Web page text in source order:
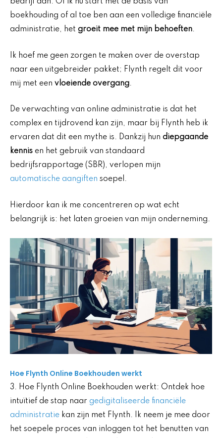
bedrijf aan. Of ik nu start met de basis van
boekhouding of al toe ben aan een volledige financiële
administratie, het groeit mee met mijn behoeften.
Ik hoef me geen zorgen te maken over de overstap
naar een uitgebreider pakket; Flynth regelt dit voor
mij met een vloeiende overgang.
De verwachting van online administratie is dat het
complex en tijdrovend kan zijn, maar bij Flynth heb ik
ervaren dat dit een mythe is. Dankzij hun diepgaande
kennis en het gebruik van standaard
bedrijfsrapportage (SBR), verlopen mijn
automatische aangiften soepel.
Hierdoor kan ik me concentreren op wat echt
belangrijk is: het laten groeien van mijn onderneming.
Hoe Flynth Online Boekhouden werkt
3. Hoe Flynth Online Boekhouden werkt: Ontdek hoe
intuïtief de stap naar gedigitaliseerde financiële
administratie kan zijn met Flynth. Ik neem je mee door
het soepele proces van inloggen tot het benutten van